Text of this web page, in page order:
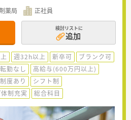
薬局 正社員
検討リストに
追加
週32h以上 新卒可
ブランク可
転勤なし
高給与(600万円以上)
度あり
シフト制
制充実 総合科目